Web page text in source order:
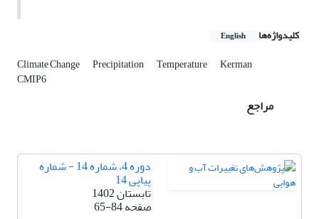
کلیدواژه‌ها English
Climate Change Precipitation Temperature Kerman
CMIP6
مراجع
دوره 4، شماره 14 - شماره
پیاپی 14
تابستان 1402
صفحه65-84